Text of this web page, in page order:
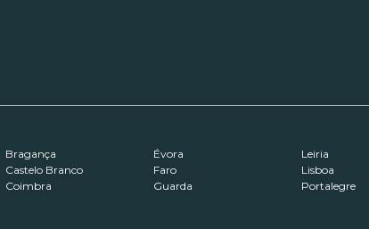
Bragança
Castelo Branco
Coimbra
Évora
Faro
Guarda
Leiria
Lisboa
Portalegre